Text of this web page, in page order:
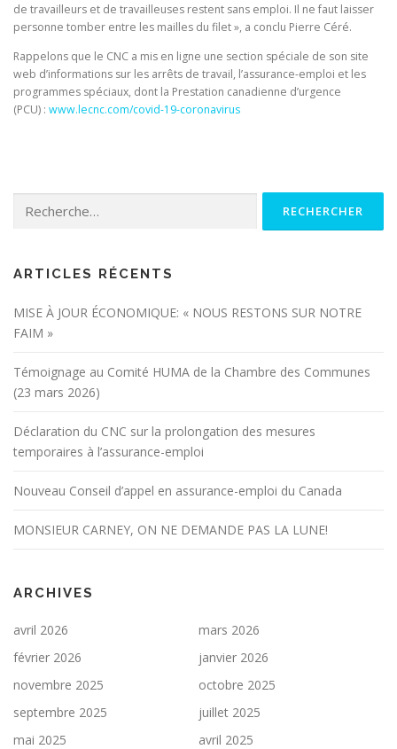
de travailleurs et de travailleuses restent sans emploi. Il ne faut laisser
personne tomber entre les mailles du filet », a conclu Pierre Céré.
Rappelons que le CNC a mis en ligne une section spéciale de son site
web d’informations sur les arrêts de travail, l’assurance-emploi et les
programmes spéciaux, dont la Prestation canadienne d’urgence
(PCU) : www.lecnc.com/covid-19-coronavirus
ARTICLES RÉCENTS
MISE À JOUR ÉCONOMIQUE: « NOUS RESTONS SUR NOTRE
FAIM »
Témoignage au Comité HUMA de la Chambre des Communes
(23 mars 2026)
Déclaration du CNC sur la prolongation des mesures
temporaires à l’assurance-emploi
Nouveau Conseil d’appel en assurance-emploi du Canada
MONSIEUR CARNEY, ON NE DEMANDE PAS LA LUNE!
ARCHIVES
avril 2026
mars 2026
février 2026
janvier 2026
novembre 2025
octobre 2025
septembre 2025
juillet 2025
mai 2025
avril 2025